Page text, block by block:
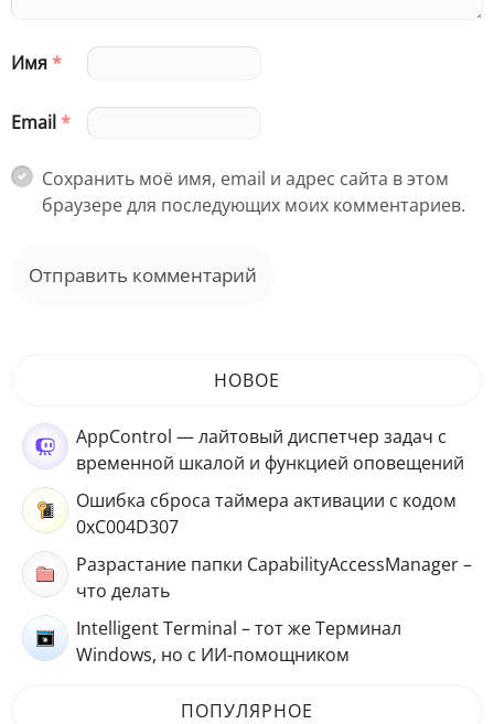
Имя*
Email*
Сохранить моё имя, email и адрес сайта в этом
браузере для последующих моих комментариев.
НОВОЕ
AppControl — лайтовый диспетчер задач с
временной шкалой и функцией оповещений
Ошибка сброса таймера активации с кодом
0xC004D307
Разрастание папки CapabilityAccessManager –
что делать
Intelligent Terminal – тот же Терминал
Windows, но с ИИ-помощником
ПОПУЛЯРНОЕ